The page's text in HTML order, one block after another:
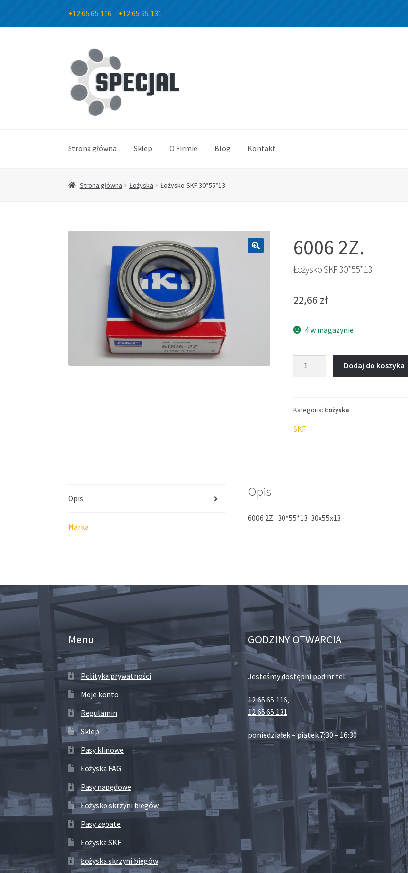
+12 65 65 116 +12 65 65 131
Przejdź
do
nawigacji
Przejdź
do
treści
Strona główna Sklep O Firmie Blog Kontakt
Strona główna Łożyska Łożysko SKF 30*55*13
6006 2Z.
Łożysko SKF 30*55*13
22,66 zł
4 w magazynie
Dodaj do koszyka
Kategoria: Łożyska
SKF
Opis
Marka
Opis
6006 2Z 30*55*13 30x55x13
Menu
Polityka prywatności
Moje konto
Regulamin
Sklep
Pasy klinowe
Łożyska FAG
Pasy napędowe
Łożysko skrzyni biegów
Pasy zębate
Łożyska SKF
Łożyska skrzyni biegów
GODZINY OTWARCIA
Jesteśmy dostępni pod nr tel:
12 65 65 116,
12 65 65 131
poniedziałek – piątek 7:30 – 16:30